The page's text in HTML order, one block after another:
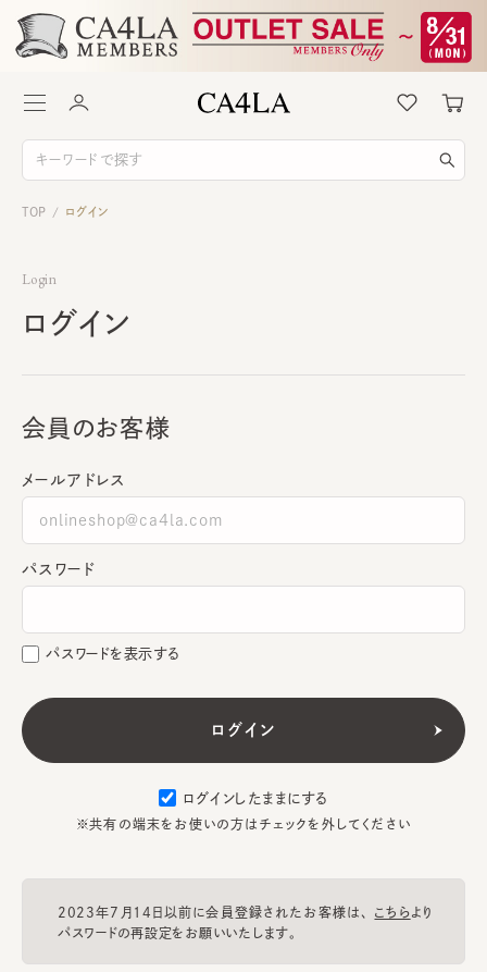
TOP / ログイン
Login
ログイン
会員のお客様
メールアドレス
パスワード
パスワードを表示する
ログインしたままにする
※共有の端末をお使いの方はチェックを外してください
2023年7月14日以前に会員登録されたお客様は、 こちらより
パスワードの再設定をお願いいたします。